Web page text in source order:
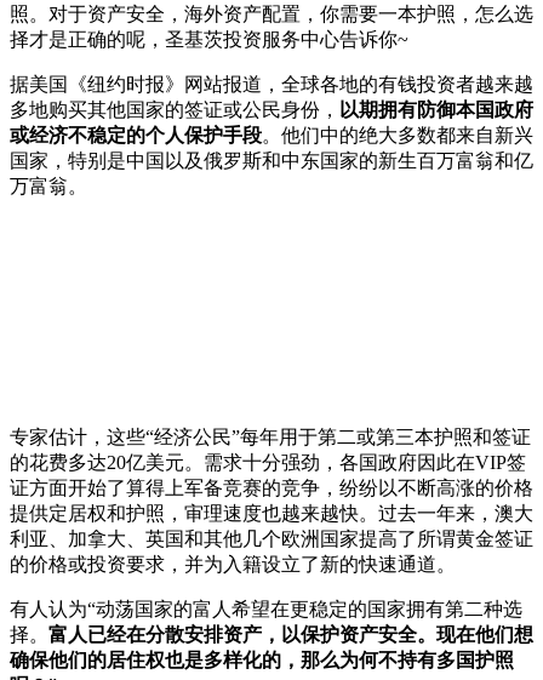
照。对于资产安全，海外资产配置，你需要一本护照，怎么选
择才是正确的呢，圣基茨投资服务中心告诉你~
据美国《纽约时报》网站报道，全球各地的有钱投资者越来越
多地购买其他国家的签证或公民身份， 以期拥有防御本国政府
或经济不稳定的个人保护手段。他们中的绝大多数都来自新兴
国家，特别是中国以及俄罗斯和中东国家的新生百万富翁和亿
万富翁。
专家估计，这些“经济公民”每年用于第二或第三本护照和签证
的花费多达20亿美元。需求十分强劲，各国政府因此在VIP签
证方面开始了算得上军备竞赛的竞争，纷纷以不断高涨的价格
提供定居权和护照，审理速度也越来越快。过去一年来，澳大
利亚、加拿大、英国和其他几个欧洲国家提高了所谓黄金签证
的价格或投资要求，并为入籍设立了新的快速通道。
有人认为“动荡国家的富人希望在更稳定的国家拥有第二种选
择。 富人已经在分散安排资产，以保护资产安全。现在他们想
确保他们的居住权也是多样化的，那么为何不持有多国护照